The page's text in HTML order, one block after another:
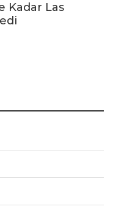
Kadar Las